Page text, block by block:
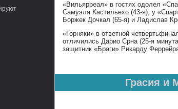
«Вильярреал» в гостях одолел
Самуэля Кастильехо (43-я), у
Боржек Дочкал (65-я) и Ладислав
«Горняки» в ответной
отличились Дарио Срна (25-я
защитник «Браги» Рикарду
Грасия и